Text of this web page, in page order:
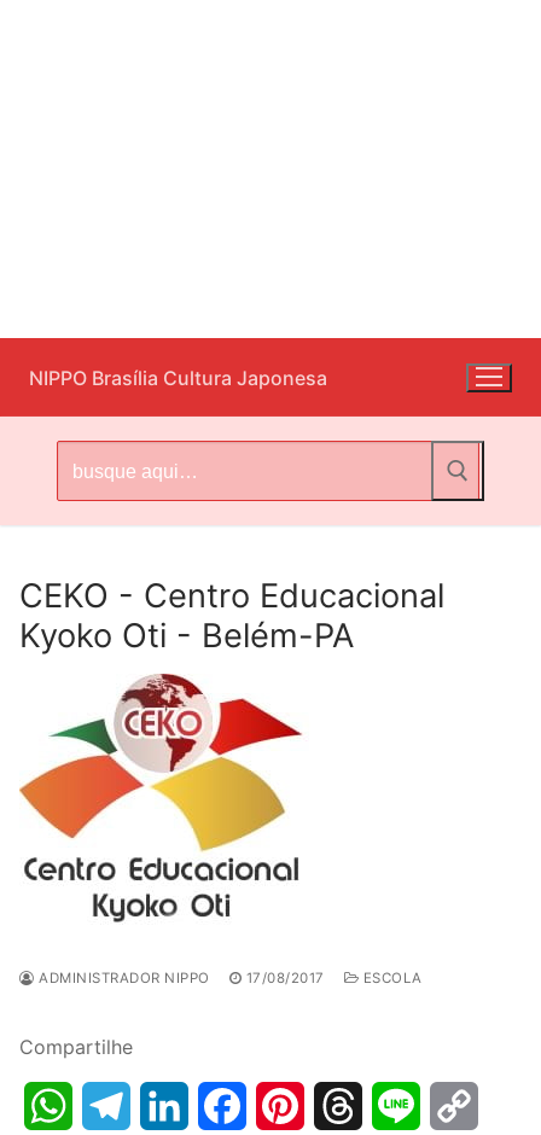
para
o
conteúdo
NIPPO Brasília Cultura Japonesa
por:
CEKO - Centro Educacional
Kyoko Oti - Belém-PA
ADMINISTRADOR NIPPO 17/08/2017 ESCOLA
Compartilhe
WhatsAppTelegramLinkedInFacebookPinterestThreads Line